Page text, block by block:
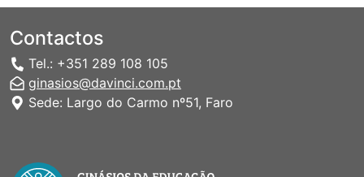
Contactos
Tel.: +351 289 108 105
ginasios@davinci.com.pt
Sede: Largo do Carmo nº51, Faro